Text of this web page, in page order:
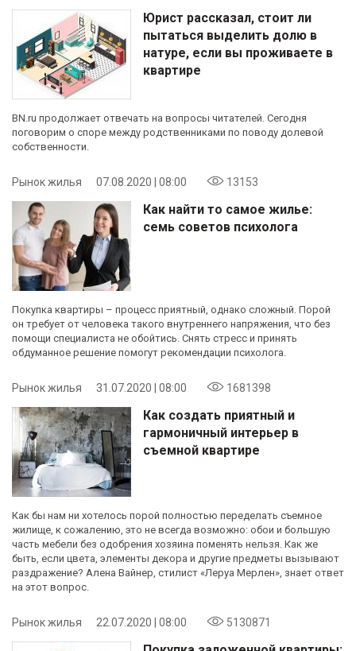
Юрист рассказал, стоит ли
пытаться выделить долю в
натуре, если вы проживаете в
квартире
BN.ru продолжает отвечать на вопросы читателей. Сегодня
поговорим о споре между родственниками по поводу долевой
собственности.
Рынок жилья 07.08.2020 | 08:00 13153
Как найти то самое жилье:
семь советов психолога
Покупка квартиры – процесс приятный, однако сложный. Порой
он требует от человека такого внутреннего напряжения, что без
помощи специалиста не обойтись. Снять стресс и принять
обдуманное решение помогут рекомендации психолога.
Рынок жилья 31.07.2020 | 08:00 1681398
Как создать приятный и
гармоничный интерьер в
съемной квартире
Как бы нам ни хотелось порой полностью переделать съемное
жилище, к сожалению, это не всегда возможно: обои и большую
часть мебели без одобрения хозяина поменять нельзя. Как же
быть, если цвета, элементы декора и другие предметы вызывают
раздражение? Алена Вайнер, стилист «Леруа Мерлен», знает ответ
на этот вопрос.
Рынок жилья 22.07.2020 | 08:00 5130871